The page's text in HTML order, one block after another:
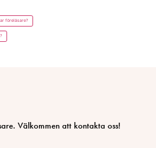
föreläsare?
Välkommen att kontakta oss!